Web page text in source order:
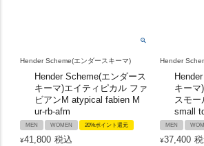
Hender Scheme(エンダースキーマ)
Hender Scheme(エンダース
キーマ)エイティピカル ファ
ビアンM atypical fabien M
ur-rb-afm
MEN WOMEN 20%ポイント還元
¥41,800 税込
Hender
キーマ
スモ
small
MEN
¥37,400